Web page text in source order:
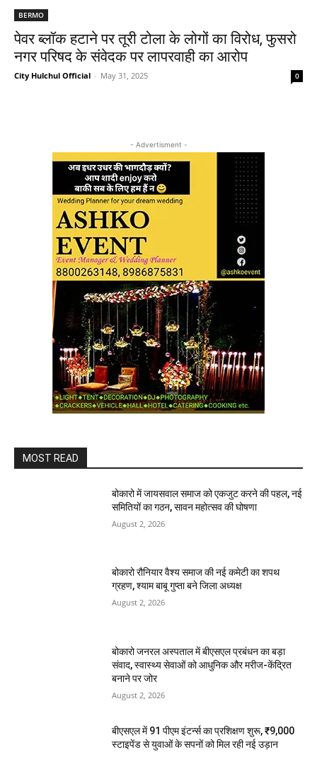
BERMO
पेवर ब्लॉक हटाने पर तूरी टोला के लोगों का विरोध, फुसरो
नगर परिषद के संवेदक पर लापरवाही का आरोप
City Hulchul Official - May 31, 2025 0
- Advertisment -
MOST READ
बोकारो में जायसवाल समाज को एकजुट करने की पहल, नई
समितियों का गठन, सावन महोत्सव की घोषणा
August 2, 2026
बोकारो रौनियार वैश्य समाज की नई कमेटी का शपथ
ग्रहण, श्याम बाबू गुप्ता बने जिला अध्यक्ष
August 2, 2026
बोकारो जनरल अस्पताल में बीएसएल प्रबंधन का बड़ा
संवाद, स्वास्थ्य सेवाओं को आधुनिक और मरीज-केंद्रित
बनाने पर जोर
August 2, 2026
बीएसएल में 91 पीएम इंटर्न्स का प्रशिक्षण शुरू, ₹9,000
स्टाइपेंड से युवाओं के सपनों को मिल रही नई उड़ान